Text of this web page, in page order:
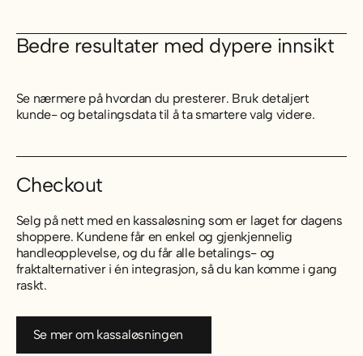
Bedre resultater med dypere innsikt
Se nærmere på hvordan du presterer. Bruk detaljert
kunde- og betalingsdata til å ta smartere valg videre.
Checkout
Selg på nett med en kassaløsning som er laget for dagens
shoppere. Kundene får en enkel og gjenkjennelig
handleopplevelse, og du får alle betalings- og
fraktalternativer i én integrasjon, så du kan komme i gang
raskt.
Se mer om kassaløsningen